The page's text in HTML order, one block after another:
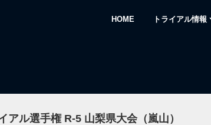
HOME トライアル情報
アル選手権 R-5 山梨県大会（嵐山）